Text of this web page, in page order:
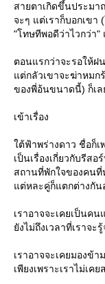
สายตาเกิดขึ้นประมา
จะๆ แต่เราก็บอกเขา
"โทษทีพอดีว่าไวกว่า"
ตอนแรกว่าจะรอให้ฝ
ต่กลัวเขาจะฆ่าหมก
ของพี่อ้นขนาดนี้) ก็เล
เข้าเรื่อง
ต้ฟ้าพร่างดาว ชื่อก็เ
เป็นเรื่องเกี่ยวกับรีสอ
สถานที่พักใจของคน
ต่หละคู่ก็แตกต่างกัน
เราอาจจะเคยเป็นคน
งไม่ถึงเวลาที่เราจะ
เราอาจจะเคยมองข้า
เพียงเพราะเราไม่เค